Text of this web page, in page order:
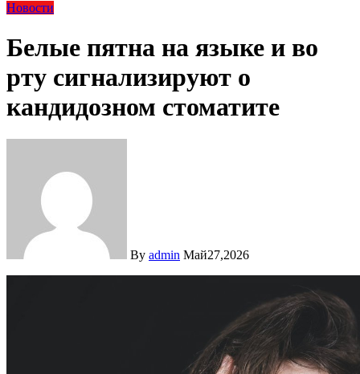
Новости
Белые пятна на языке и во
рту сигнализируют о
кандидозном стоматите
By admin Май27,2026